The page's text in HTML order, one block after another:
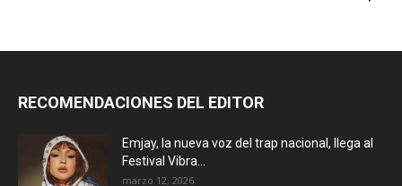
RECOMENDACIONES DEL EDITOR
Emjay, la nueva voz del trap nacional, llega al
Festival Vibra...
marzo 12, 2026